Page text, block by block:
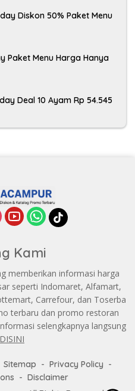
Diskon 50% Paket Menu
Paket Menu Harga Hanya
Deal 10 Ayam Rp 54.545
Kami
memberikan informasi harga
seperti Indomaret, Alfamart,
Carrefour, dan Toserba
terbaru dan promo restoran
selengkapnya langsung
Sitemap
Privacy Policy
Disclaimer